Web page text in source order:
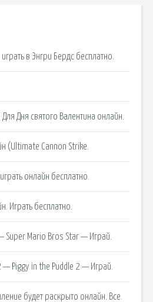
в Энгри Бердс бесплатно.
Дня святого Валентина онлайн.
(Ultimate Cannon Strike.
онлайн бесплатно.
Играть бесплатно.
Super Mario Bros Star — Играй.
Piggy in the Puddle 2 — Играй.
будет раскрыто онлайн. Все.